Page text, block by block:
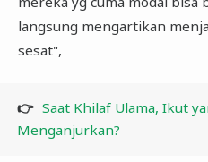
langsung mengartikan
sesat",
👉 Saat Khilaf Ulama, Ikut
Menganjurkan?